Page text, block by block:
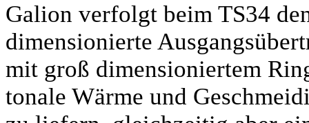
Galion verfolgt beim TS34
dimensionierte
mit groß dimensioniertem
tonale Wärme und